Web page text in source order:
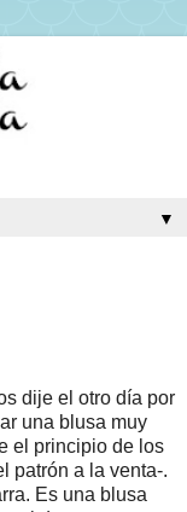
▼
dije el otro día por
una blusa muy
el principio de los
patrón a la venta-.
Es una blusa